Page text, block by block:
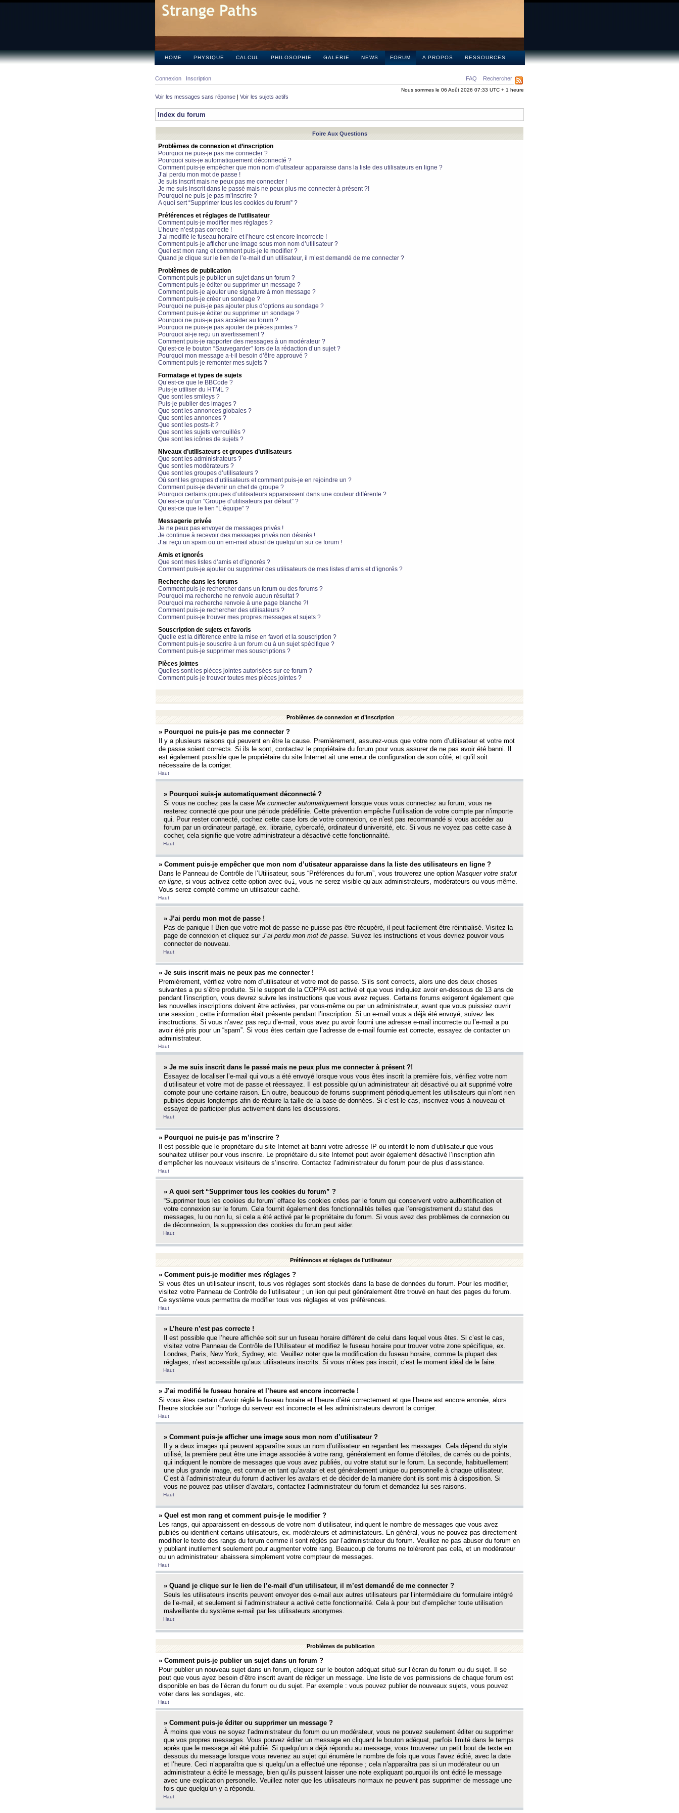
HOME PHYSIQUE CALCUL PHILOSOPHIE GALERIE NEWS FORUM A PROPOS RESSOURCES
FAQ Rechercher
Connexion Inscription
Nous sommes le 06 Août 2026 07:33 UTC + 1 heure
Voir les messages sans réponse | Voir les sujets actifs
Index du forum
Foire Aux Questions
Problèmes de connexion et d’inscription
Pourquoi ne puis-je pas me connecter ?
Pourquoi suis-je automatiquement déconnecté ?
Comment puis-je empêcher que mon nom d’utisateur apparaisse dans la liste des utilisateurs en ligne ?
J’ai perdu mon mot de passe !
Je suis inscrit mais ne peux pas me connecter !
Je me suis inscrit dans le passé mais ne peux plus me connecter à présent ?!
Pourquoi ne puis-je pas m’inscrire ?
A quoi sert “Supprimer tous les cookies du forum” ?
Préférences et réglages de l’utilisateur
Comment puis-je modifier mes réglages ?
L’heure n’est pas correcte !
J’ai modifié le fuseau horaire et l’heure est encore incorrecte !
Comment puis-je afficher une image sous mon nom d’utilisateur ?
Quel est mon rang et comment puis-je le modifier ?
Quand je clique sur le lien de l’e-mail d’un utilisateur, il m’est demandé de me connecter ?
Problèmes de publication
Comment puis-je publier un sujet dans un forum ?
Comment puis-je éditer ou supprimer un message ?
Comment puis-je ajouter une signature à mon message ?
Comment puis-je créer un sondage ?
Pourquoi ne puis-je pas ajouter plus d’options au sondage ?
Comment puis-je éditer ou supprimer un sondage ?
Pourquoi ne puis-je pas accéder au forum ?
Pourquoi ne puis-je pas ajouter de pièces jointes ?
Pourquoi ai-je reçu un avertissement ?
Comment puis-je rapporter des messages à un modérateur ?
Qu’est-ce le bouton “Sauvegarder” lors de la rédaction d’un sujet ?
Pourquoi mon message a-t-il besoin d’être approuvé ?
Comment puis-je remonter mes sujets ?
Formatage et types de sujets
Qu’est-ce que le BBCode ?
Puis-je utiliser du HTML ?
Que sont les smileys ?
Puis-je publier des images ?
Que sont les annonces globales ?
Que sont les annonces ?
Que sont les posts-it ?
Que sont les sujets verrouillés ?
Que sont les icônes de sujets ?
Niveaux d’utilisateurs et groupes d’utilisateurs
Que sont les administrateurs ?
Que sont les modérateurs ?
Que sont les groupes d’utilisateurs ?
Où sont les groupes d’utilisateurs et comment puis-je en rejoindre un ?
Comment puis-je devenir un chef de groupe ?
Pourquoi certains groupes d’utilisateurs apparaissent dans une couleur différente ?
Qu’est-ce qu’un “Groupe d’utilisateurs par défaut” ?
Qu’est-ce que le lien “L’équipe” ?
Messagerie privée
Je ne peux pas envoyer de messages privés !
Je continue à recevoir des messages privés non désirés !
J’ai reçu un spam ou un em-mail abusif de quelqu’un sur ce forum !
Amis et ignorés
Que sont mes listes d’amis et d’ignorés ?
Comment puis-je ajouter ou supprimer des utilisateurs de mes listes d’amis et d’ignorés ?
Recherche dans les forums
Comment puis-je rechercher dans un forum ou des forums ?
Pourquoi ma recherche ne renvoie aucun résultat ?
Pourquoi ma recherche renvoie à une page blanche ?!
Comment puis-je rechercher des utilisateurs ?
Comment puis-je trouver mes propres messages et sujets ?
Souscription de sujets et favoris
Quelle est la différence entre la mise en favori et la souscription ?
Comment puis-je souscrire à un forum ou à un sujet spécifique ?
Comment puis-je supprimer mes souscriptions ?
Pièces jointes
Quelles sont les pièces jointes autorisées sur ce forum ?
Comment puis-je trouver toutes mes pièces jointes ?
Problèmes de connexion et d’inscription
» Pourquoi ne puis-je pas me connecter ?
Il y a plusieurs raisons qui peuvent en être la cause. Premièrement, assurez-vous que votre nom d’utilisateur et votre mot
de passe soient corrects. Si ils le sont, contactez le propriétaire du forum pour vous assurer de ne pas avoir été banni. Il
est également possible que le propriétaire du site Internet ait une erreur de configuration de son côté, et qu’il soit
nécessaire de la corriger.
Haut
» Pourquoi suis-je automatiquement déconnecté ?
Si vous ne cochez pas la case Me connecter automatiquement lorsque vous vous connectez au forum, vous ne
resterez connecté que pour une période prédéfinie. Cette prévention empêche l’utilisation de votre compte par n’importe
qui. Pour rester connecté, cochez cette case lors de votre connexion, ce n’est pas recommandé si vous accéder au
forum par un ordinateur partagé, ex. librairie, cybercafé, ordinateur d’université, etc. Si vous ne voyez pas cette case à
cocher, cela signifie que votre administrateur a désactivé cette fonctionnalité.
Haut
» Comment puis-je empêcher que mon nom d’utisateur apparaisse dans la liste des utilisateurs en ligne ?
Dans le Panneau de Contrôle de l’Utilisateur, sous “Préférences du forum”, vous trouverez une option Masquer votre statut
en ligne, si vous activez cette option avec Oui , vous ne serez visible qu’aux administrateurs, modérateurs ou vous-même.
Vous serez compté comme un utilisateur caché.
Haut
» J’ai perdu mon mot de passe !
Pas de panique ! Bien que votre mot de passe ne puisse pas être récupéré, il peut facilement être réinitialisé. Visitez la
page de connexion et cliquez sur J’ai perdu mon mot de passe. Suivez les instructions et vous devriez pouvoir vous
connecter de nouveau.
Haut
» Je suis inscrit mais ne peux pas me connecter !
Premièrement, vérifiez votre nom d’utilisateur et votre mot de passe. S’ils sont corrects, alors une des deux choses
suivantes a pu s’être produite. Si le support de la COPPA est activé et que vous indiquiez avoir en-dessous de 13 ans de
pendant l’inscription, vous devrez suivre les instructions que vous avez reçues. Certains forums exigeront également que
les nouvelles inscriptions doivent être activées, par vous-même ou par un administrateur, avant que vous puissiez ouvrir
une session ; cette information était présente pendant l’inscription. Si un e-mail vous a déjà été envoyé, suivez les
insctructions. Si vous n’avez pas reçu d’e-mail, vous avez pu avoir fourni une adresse e-mail incorrecte ou l’e-mail a pu
avoir été pris pour un “spam”. Si vous êtes certain que l’adresse de e-mail fournie est correcte, essayez de contacter un
administrateur.
Haut
» Je me suis inscrit dans le passé mais ne peux plus me connecter à présent ?!
Essayez de localiser l’e-mail qui vous a été envoyé lorsque vous vous êtes inscrit la première fois, vérifiez votre nom
d’utilisateur et votre mot de passe et réessayez. Il est possible qu’un administrateur ait désactivé ou ait supprimé votre
compte pour une certaine raison. En outre, beaucoup de forums suppriment périodiquement les utilisateurs qui n’ont rien
publiés depuis longtemps afin de réduire la taille de la base de données. Si c’est le cas, inscrivez-vous à nouveau et
essayez de participer plus activement dans les discussions.
Haut
» Pourquoi ne puis-je pas m’inscrire ?
Il est possible que le propriétaire du site Internet ait banni votre adresse IP ou interdit le nom d’utilisateur que vous
souhaitez utiliser pour vous inscrire. Le propriétaire du site Internet peut avoir également désactivé l’inscription afin
d’empêcher les nouveaux visiteurs de s’inscrire. Contactez l’administrateur du forum pour de plus d’assistance.
Haut
» A quoi sert “Supprimer tous les cookies du forum” ?
“Supprimer tous les cookies du forum” efface les cookies crées par le forum qui conservent votre authentification et
votre connexion sur le forum. Cela fournit également des fonctionnalités telles que l’enregistrement du statut des
messages, lu ou non lu, si cela a été activé par le propriétaire du forum. Si vous avez des problèmes de connexion ou
de déconnexion, la suppression des cookies du forum peut aider.
Haut
Préférences et réglages de l’utilisateur
» Comment puis-je modifier mes réglages ?
Si vous êtes un utilisateur inscrit, tous vos réglages sont stockés dans la base de données du forum. Pour les modifier,
visitez votre Panneau de Contrôle de l’utilisateur ; un lien qui peut généralement être trouvé en haut des pages du forum.
Ce système vous permettra de modifier tous vos réglages et vos préférences.
Haut
» L’heure n’est pas correcte !
Il est possible que l’heure affichée soit sur un fuseau horaire différent de celui dans lequel vous êtes. Si c’est le cas,
visitez votre Panneau de Contrôle de l’Utilisateur et modifiez le fuseau horaire pour trouver votre zone spécifique, ex.
Londres, Paris, New York, Sydney, etc. Veuillez noter que la modification du fuseau horaire, comme la plupart des
réglages, n’est accessible qu’aux utilisateurs inscrits. Si vous n’êtes pas inscrit, c’est le moment idéal de le faire.
Haut
» J’ai modifié le fuseau horaire et l’heure est encore incorrecte !
Si vous êtes certain d’avoir réglé le fuseau horaire et l’heure d’été correctement et que l’heure est encore erronée, alors
l’heure stockée sur l’horloge du serveur est incorrecte et les administrateurs devront la corriger.
Haut
» Comment puis-je afficher une image sous mon nom d’utilisateur ?
Il y a deux images qui peuvent apparaître sous un nom d’utilisateur en regardant les messages. Cela dépend du style
utilisé, la première peut être une image associée à votre rang, généralement en forme d’étoiles, de carrés ou de points,
qui indiquent le nombre de messages que vous avez publiés, ou votre statut sur le forum. La seconde, habituellement
une plus grande image, est connue en tant qu’avatar et est généralement unique ou personnelle à chaque utilisateur.
C’est à l’administrateur du forum d’activer les avatars et de décider de la manière dont ils sont mis à disposition. Si
vous ne pouvez pas utiliser d’avatars, contactez l’administrateur du forum et demandez lui ses raisons.
Haut
» Quel est mon rang et comment puis-je le modifier ?
Les rangs, qui apparaissent en-dessous de votre nom d’utilisateur, indiquent le nombre de messages que vous avez
publiés ou identifient certains utilisateurs, ex. modérateurs et administateurs. En général, vous ne pouvez pas directement
modifier le texte des rangs du forum comme il sont réglés par l’administrateur du forum. Veuillez ne pas abuser du forum en
y publiant inutilement seulement pour augmenter votre rang. Beaucoup de forums ne toléreront pas cela, et un modérateur
ou un administrateur abaissera simplement votre compteur de messages.
Haut
» Quand je clique sur le lien de l’e-mail d’un utilisateur, il m’est demandé de me connecter ?
Seuls les utilisateurs inscrits peuvent envoyer des e-mail aux autres utilisateurs par l’intermédiaire du formulaire intégré
de l’e-mail, et seulement si l’administrateur a activé cette fonctionnalité. Cela à pour but d’empêcher toute utilisation
malveillante du système e-mail par les utilisateurs anonymes.
Haut
Problèmes de publication
» Comment puis-je publier un sujet dans un forum ?
Pour publier un nouveau sujet dans un forum, cliquez sur le bouton adéquat situé sur l’écran du forum ou du sujet. Il se
peut que vous ayez besoin d’être inscrit avant de rédiger un message. Une liste de vos permissions de chaque forum est
disponible en bas de l’écran du forum ou du sujet. Par exemple : vous pouvez publier de nouveaux sujets, vous pouvez
voter dans les sondages, etc.
Haut
» Comment puis-je éditer ou supprimer un message ?
À moins que vous ne soyez l’administrateur du forum ou un modérateur, vous ne pouvez seulement éditer ou supprimer
que vos propres messages. Vous pouvez éditer un message en cliquant le bouton adéquat, parfois limité dans le temps
après que le message ait été publié. Si quelqu’un a déjà répondu au message, vous trouverez un petit bout de texte en
dessous du message lorsque vous revenez au sujet qui énumère le nombre de fois que vous l’avez édité, avec la date
et l’heure. Ceci n’apparaîtra que si quelqu’un a effectué une réponse ; cela n’apparaîtra pas si un modérateur ou un
administrateur a édité le message, bien qu’ils puissent laisser une note expliquant pourquoi ils ont édité le message
avec une explication personelle. Veuillez noter que les utilisateurs normaux ne peuvent pas supprimer de message une
fois que quelqu’un y a répondu.
Haut